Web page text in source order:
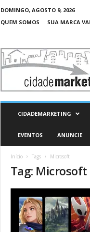
DOMINGO, AGOSTO 9, 2026
QUEM SOMOS
SUA MARCA
C
d
CIDADEMARKETING
EVENTOS ANUNCIE
Início Tags Microsoft
Tag: Microsoft